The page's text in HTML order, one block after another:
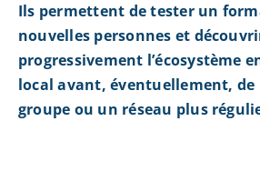
Ils permettent de tester un
nouvelles personnes et
progressivement l’écosystème
local avant, éventuellement,
groupe ou un réseau plus